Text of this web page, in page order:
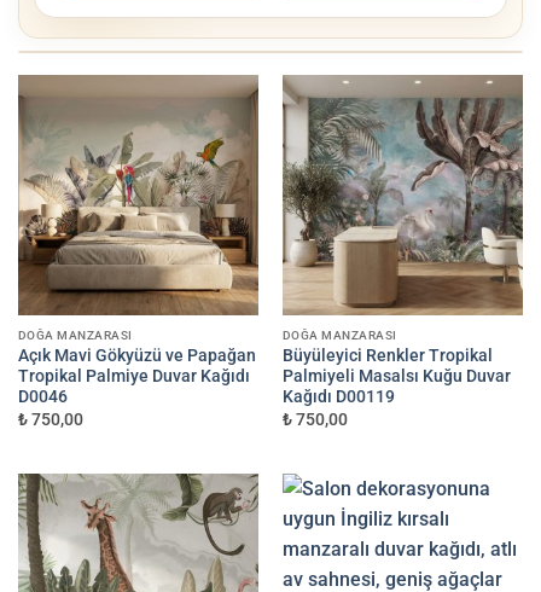
KAĞIT KALITESINI SEÇIN
EKONOMIK PREMIUM
✦
RÖLYEF KABARTMA
Non-woven
750 TL/m²
EN ÇOK TERCIH
Tekstil Vinil
1.000 TL/m²
DUVAR ÖLÇÜLERINIZI GIRIN (CM)
GENIŞLIK (CM) YÜKSEKLIK (CM)
Minimum sipariş 3 m²'dir.3 m²'nin altındaki siparişler 3 m² üzerinden hesaplanır.
TAHMINI TOPLAM
— ₺
Ölçü ve kağıt seçimini yapın
DOĞA MANZARASI
Açık Mavi Gökyüzü ve Papağan
Tropikal Palmiye Duvar Kağıdı
D0046
₺ 750,00
DOĞA MANZARASI
Büyüleyici Renkler Tropikal
Palmiyeli Masalsı Kuğu Duvar
Kağıdı D00119
₺ 750,00